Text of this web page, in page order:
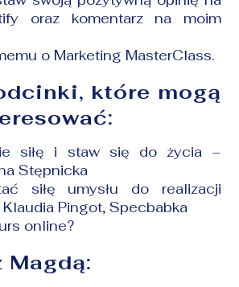
oraz komentarz na moim
o Marketing MasterClass.
które mogą
siłę i staw się do życia–
Stępnicka
siłę umysłu do realizacji
Pingot, Specbabka
online?
Magdą: